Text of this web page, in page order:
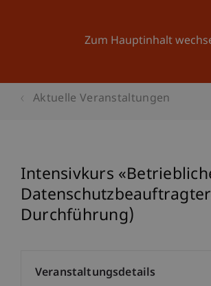
Zum Hauptinhalt
Aktuelle Veranstaltungen
Intensivkurs
Durchführung)
Veranstaltungsdetails